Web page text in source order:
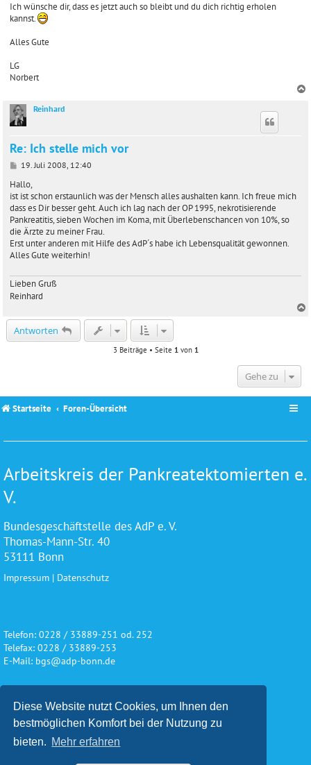
Diese Website nutzt Cookies, um Ihnen den
bestmöglichen Komfort bei der Nutzung zu
bieten. Mehr erfahren
Ich wünsche dir, dass es jetzt auch so bleibt und du dich richtig erholen
kannst.
Alles Gute
LG
Norbert
Reinhard
Re: Ich stelle mich vor
B
i
t
r
a
g
19. Juli 2008, 12:40
Hallo,
ist ist schon erstaunlich was der Mensch alles aushalten kann. Ich freue mich
dass es Dir besser geht. Auch ich lag nach der OP 1995, nekrotisierende
Pankreatitis, sieben Wochen im Koma, mit Überlebenschancen von 10%, so
die Ärzte zu meiner Frau.
Erst unter anderen mit Hilfe des AdP´s habe ich Lebensqualität gewonnen.
Alles Gute weiterhin!
Lieben Gruß
Reinhard
Antworten
3 Beiträge • Seite 1von 1
Gehe zu
Startseite Foren-Übersicht
Arbeitskreis der Pankreatektomierten e.
V.
Bundesgeschäftstelle des AdP e. V.
Thomas-Mann-Str. 40
53111 Bonn
Impressum | Datenschutz
Telefon: 0228 / 33889-251 od. 252
Telefax: 0228 / 33889-253
E-Mail: bgs@adp-bonn.de
Wir danken für die freundliche
Unterstützung und Förderung